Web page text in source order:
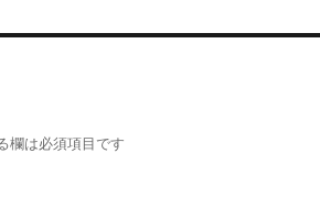
欄は必須項目です